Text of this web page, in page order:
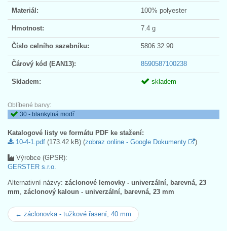
Materiál: 100% polyester
Hmotnost: 7.4 g
Číslo celního sazebníku: 5806 32 90
Čárový kód (EAN13): 8590587100238
Skladem: skladem
Oblíbené barvy:
30 - blankytná modř
Katalogové listy ve formátu PDF ke stažení:
10-4-1.pdf (173.42 kB) (zobraz online - Google Dokumenty )
Výrobce (GPSR):
GERSTER s.r.o.
Alternativní názvy: záclonové lemovky - univerzální, barevná, 23
mm záclonový kaloun - univerzální, barevná, 23 mm
← záclonovka - tužkové řasení, 40 mm